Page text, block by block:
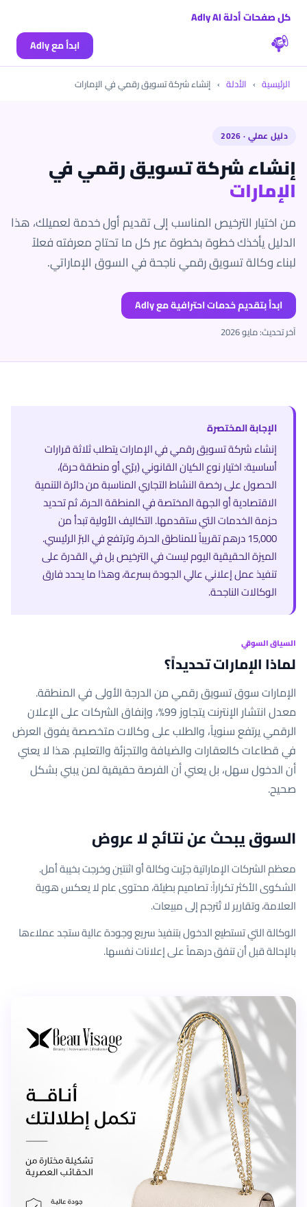
كل صفحات أدلة Adly AI
ابدأ مع Adly
الرئيسية › الأدلة › إنشاء شركة تسويق رقمي في الإمارات
دليل عملي · 2026
إنشاء شركة تسويق رقمي في
الإمارات
من اختيار الترخيص المناسب إلى تقديم أول خدمة لعميلك، هذا
الدليل يأخذك خطوة بخطوة عبر كل ما تحتاج معرفته فعلاً
لبناء وكالة تسويق رقمي ناجحة في السوق الإماراتي.
ابدأ بتقديم خدمات احترافية مع Adly
آخر تحديث: مايو 2026
الإجابة المختصرة
إنشاء شركة تسويق رقمي في الإمارات يتطلب ثلاثة قرارات
أساسية: اختيار نوع الكيان القانوني (برّي أو منطقة حرة)،
الحصول على رخصة النشاط التجاري المناسبة من دائرة التنمية
الاقتصادية أو الجهة المختصة في المنطقة الحرة، ثم تحديد
حزمة الخدمات التي ستقدمها. التكاليف الأولية تبدأ من
15,000 درهم تقريباً للمناطق الحرة، وترتفع في البرّ الرئيسي.
الميزة الحقيقية اليوم ليست في الترخيص بل في القدرة على
تنفيذ عمل إعلاني عالي الجودة بسرعة، وهذا ما يحدد فارق
الوكالات الناجحة.
السياق السوقي
لماذا الإمارات تحديداً؟
الإمارات سوق تسويق رقمي من الدرجة الأولى في المنطقة.
معدل انتشار الإنترنت يتجاوز 99%، وإنفاق الشركات على الإعلان
الرقمي يرتفع سنوياً، والطلب على وكالات متخصصة يفوق العرض
في قطاعات كالعقارات والضيافة والتجزئة والتعليم. هذا لا يعني
أن الدخول سهل، بل يعني أن الفرصة حقيقية لمن يبني بشكل
صحيح.
السوق يبحث عن نتائج لا عروض
معظم الشركات الإماراتية جرّبت وكالة أو اثنتين وخرجت بخيبة أمل.
الشكوى الأكثر تكراراً: تصاميم بطيئة، محتوى عام لا يعكس هوية
العلامة، وتقارير لا تُترجم إلى مبيعات.
الوكالة التي تستطيع الدخول بتنفيذ سريع وجودة عالية ستجد عملاءها
بالإحالة قبل أن تنفق درهماً على إعلانات نفسها.